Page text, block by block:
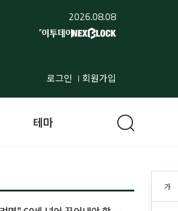
2026.08.08
로그인 회원가입
가
테마